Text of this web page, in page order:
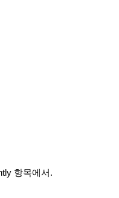
항목에서.